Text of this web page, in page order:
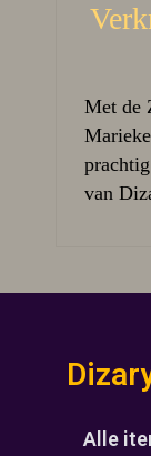
Met de
van
Alle